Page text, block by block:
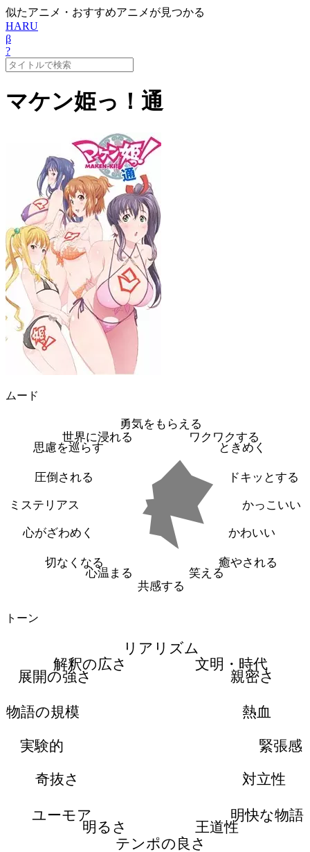
似たアニメ・おすすめアニメが見つかる
HARU
β
?
マケン姫っ！通
ムード
勇気をもらえる
ワクワクする
ときめく
ドキッとする
かっこいい
かわいい
癒やされる
笑える
共感する
心温まる
切なくなる
心がざわめく
ミステリアス
圧倒される
思慮を巡らす
世界に浸れる
トーン
リアリズム
文明・時代
親密さ
熱血
緊張感
対立性
明快な物語
王道性
テンポの良さ
明るさ
ユーモア
奇抜さ
実験的
物語の規模
展開の強さ
解釈の広さ